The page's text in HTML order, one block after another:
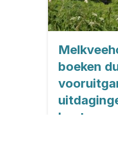
boeken
bestaan